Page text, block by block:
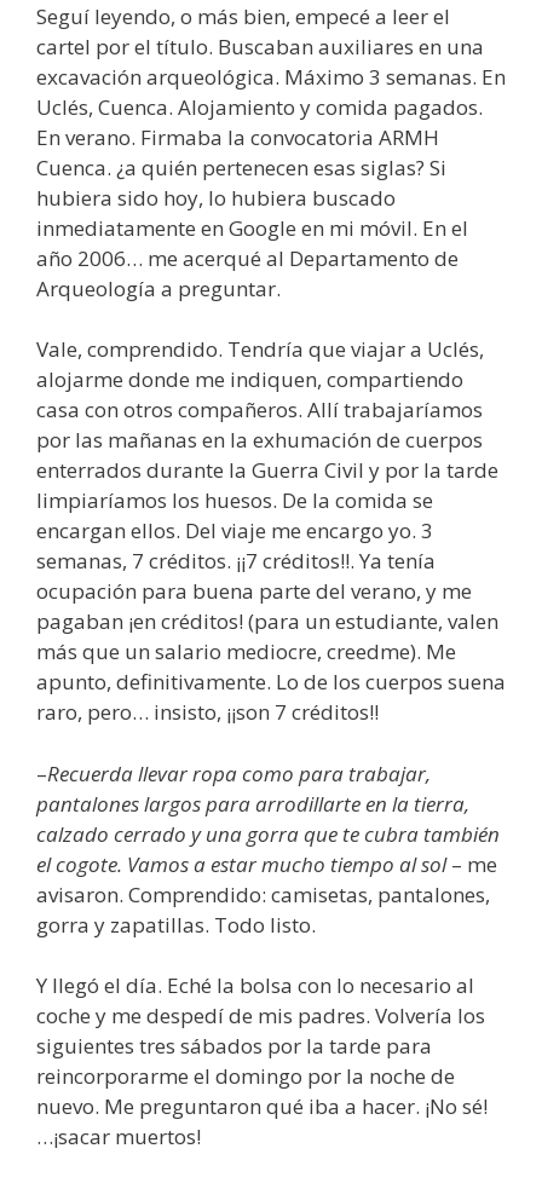
Seguí leyendo, o más bien, empecé a leer el
cartel por el título. Buscaban auxiliares en una
excavación arqueológica. Máximo 3 semanas. En
Uclés, Cuenca. Alojamiento y comida pagados.
En verano. Firmaba la convocatoria ARMH
Cuenca. ¿a quién pertenecen esas siglas? Si
hubiera sido hoy, lo hubiera buscado
inmediatamente en Google en mi móvil. En el
año 2006… me acerqué al Departamento de
Arqueología a preguntar.
Vale, comprendido. Tendría que viajar a Uclés,
alojarme donde me indiquen, compartiendo
casa con otros compañeros. Allí trabajaríamos
por las mañanas en la exhumación de cuerpos
enterrados durante la Guerra Civil y por la tarde
limpiaríamos los huesos. De la comida se
encargan ellos. Del viaje me encargo yo. 3
semanas, 7 créditos. ¡¡7 créditos!!. Ya tenía
ocupación para buena parte del verano, y me
pagaban ¡en créditos! (para un estudiante, valen
más que un salario mediocre, creedme). Me
apunto, definitivamente. Lo de los cuerpos suena
raro, pero… insisto, ¡¡son 7 créditos!!
–Recuerda llevar ropa como para trabajar,
pantalones largos para arrodillarte en la tierra,
calzado cerrado y una gorra que te cubra también
el cogote. Vamos a estar mucho tiempo al sol– me
avisaron. Comprendido: camisetas, pantalones,
gorra y zapatillas. Todo listo.
Y llegó el día. Eché la bolsa con lo necesario al
coche y me despedí de mis padres. Volvería los
siguientes tres sábados por la tarde para
reincorporarme el domingo por la noche de
nuevo. Me preguntaron qué iba a hacer. ¡No sé!
…¡sacar muertos!